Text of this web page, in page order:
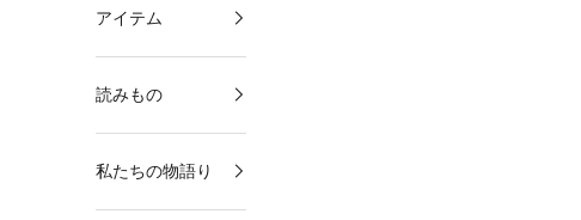
アイテム
読みもの
私たちの物語り